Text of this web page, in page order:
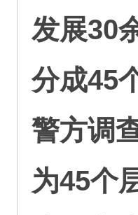
发展30
分成45
警方调
为45个